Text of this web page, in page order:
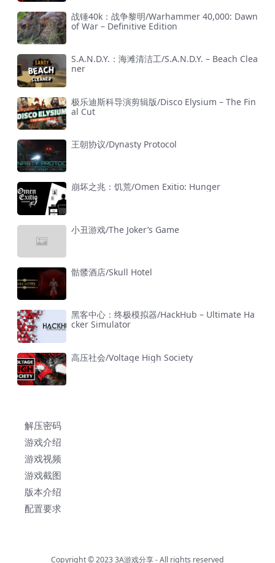
战锤40k：战争黎明/Warhammer 40,000: Dawn
of War – Definitive Edition
S.A.N.D.Y.：海滩清洁工/S.A.N.D.Y. – Beach Clea
ner
极乐迪斯科导演剪辑版/Disco Elysium – The Fin
al Cut
王朝协议/Dynasty Protocol
崩坏之兆：饥荒/Omen Exitio: Hunger
小丑游戏/The Joker’s Game
骷髅酒店/Skull Hotel
黑客中心：终极模拟器/HackHub – Ultimate Ha
cker Simulator
高压社会/Voltage High Society
解压密码
游戏介绍
游戏视频
游戏截图
版本介绍
配置要求
Copyright © 20233A游戏分享- All rights reserved